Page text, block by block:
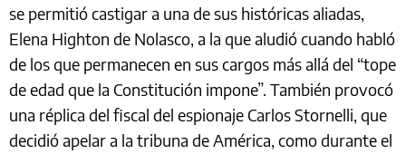
se permitió castigar a una de sus históricas aliadas,
Elena Highton de Nolasco, a la que aludió cuando habló
de los que permanecen en sus cargos más allá del “tope
de edad que la Constitución impone”. También provocó
una réplica del fiscal del espionaje Carlos Stornelli, que
decidió apelar a la tribuna de América, como durante el